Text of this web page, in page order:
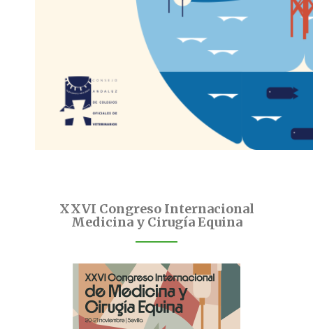
XXVI Congreso Internacional
Medicina y Cirugía Equina